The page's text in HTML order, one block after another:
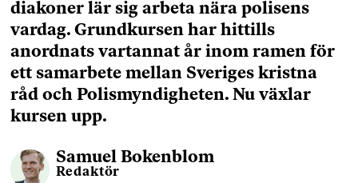
diakoner lär sig arbeta nära polisens
vardag. Grundkursen har hittills
anordnats vartannat år inom ramen för
ett samarbete mellan Sveriges kristna
råd och Polismyndigheten. Nu växlar
kursen upp.
Samuel Bokenblom
Redaktör